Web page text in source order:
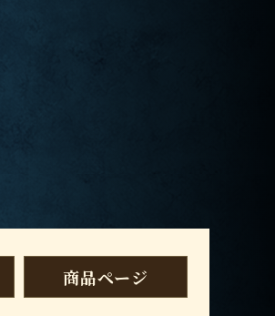
商品ページ